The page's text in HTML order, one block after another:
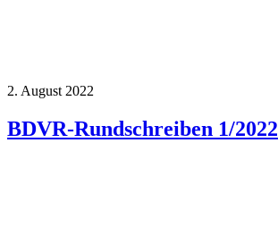
2. August 2022
BDVR-Rundschreiben 1/2022